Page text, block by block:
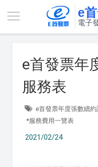
e
電子
e首發票年
服務表
e首發票年度張數續
*服務費用一覽表
2021/02/24